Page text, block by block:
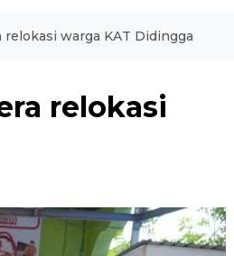
warga KAT Didingga
relokasi